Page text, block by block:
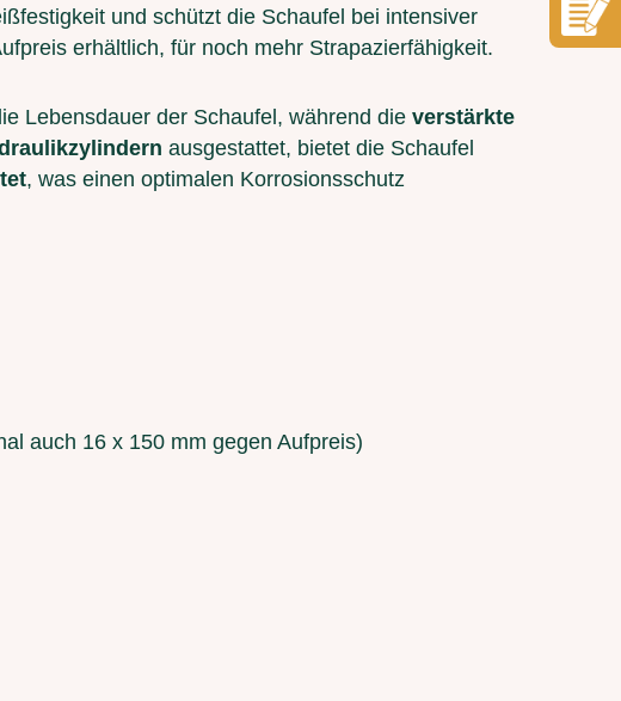
und schützt die Schaufel bei intensiver
erhältlich, für noch mehr Strapazierfähigkeit.
Lebensdauer der Schaufel, während die verstärkte
ausgestattet, bietet die Schaufel
, was einen optimalen Korrosionsschutz
auch 16 x 150 mm gegen Aufpreis)